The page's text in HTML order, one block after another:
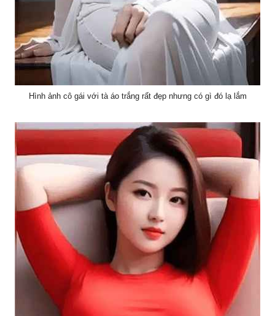
Hình ảnh cô gái với tà áo trắng rất đẹp nhưng có gì đó lạ lắm